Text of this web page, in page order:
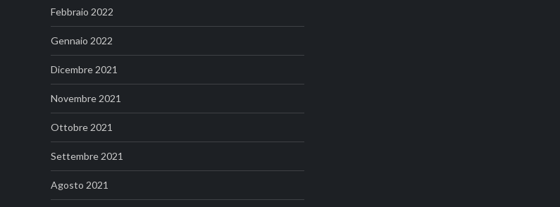
Febbraio 2022
Gennaio 2022
Dicembre 2021
Novembre 2021
Ottobre 2021
Settembre 2021
Agosto 2021